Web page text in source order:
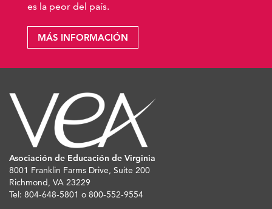
es la peor del país.
MÁS INFORMACIÓN
Asociación de Educación de Virginia
8001 Franklin Farms Drive, Suite 200
Richmond, VA 23229
Tel: 804-648-5801 o 800-552-9554